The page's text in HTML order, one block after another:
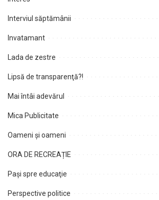
Interviul săptămânii
Invatamant
Lada de zestre
Lipsă de transparenţă?!
Mai întâi adevărul
Mica Publicitate
Oameni şi oameni
ORA DE RECREAȚIE
Paşi spre educaţie
Perspective politice